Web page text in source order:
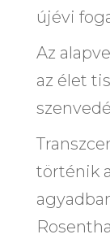
újévi
Az
az élet
történik